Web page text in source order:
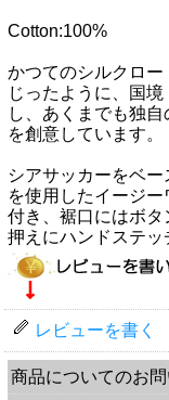
Cotton:100%
かつてのシルクロ
じったように、国
し、あくまでも独
を創意しています。
シアサッカーをベ
を使用したイージ
付き、裾口にはボ
押えにハンドステッ
レビューを書く
商品についてのお